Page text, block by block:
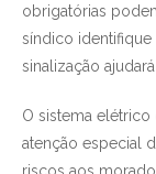
obrigatórias
síndico identifique
sinalização
O sistema
atenção especial
riscos aos